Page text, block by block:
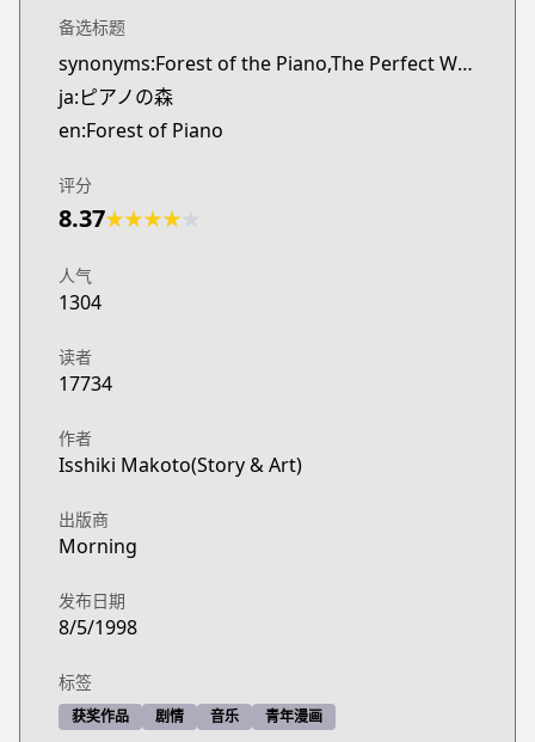
备选标题
synonyms:Forest of the Piano,The Perfect World of Kai
ja:ピアノの森
en:Forest of Piano
评分
8.37★★★★
人气
1304
读者
17734
作者
Isshiki Makoto(Story & Art)
出版商
Morning
发布日期
8/5/1998
标签
获奖作品 剧情 音乐 青年漫画